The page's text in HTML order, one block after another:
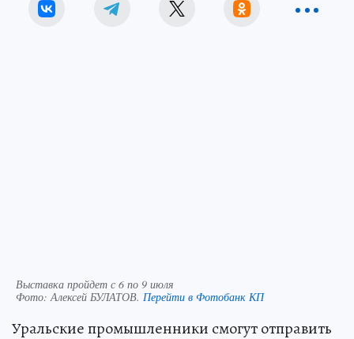
Выставка пройдет с 6 по 9 июля
Фото:Алексей БУЛАТОВ. Перейти в Фотобанк КП
Уральские промышленники смогут отправить